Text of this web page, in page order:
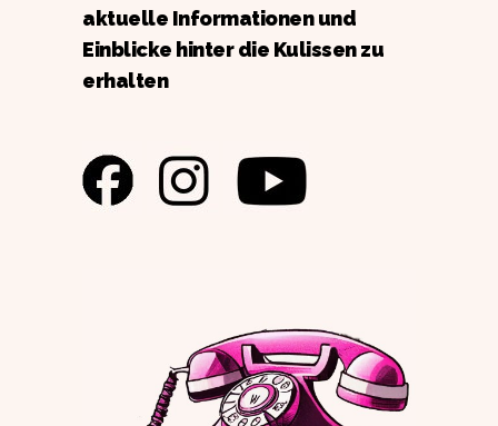
aktuelle Informationen und
Einblicke hinter die Kulissen zu
erhalten